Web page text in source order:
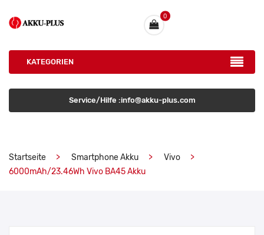
0
KATEGORIEN
Service/Hilfe :info@akku-plus.com
Startseite Smartphone Akku
Vivo
6000mAh/23.46Wh Vivo BA45 Akku